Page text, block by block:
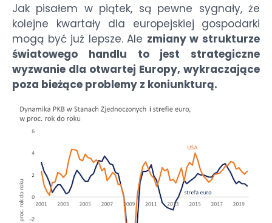
Jak pisałem w piątek, są pewne sygnały, że
kolejne kwartały dla europejskiej gospodarki
mogą być już lepsze. Ale zmiany w strukturze
światowego handlu to jest strategiczne
wyzwanie dla otwartej Europy, wykraczające
poza bieżące problemy z koniunkturą.